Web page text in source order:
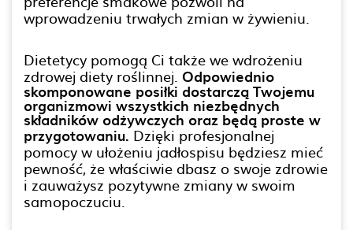
wprowadzeniu trwałych zmian w żywieniu.
Dietetycy pomogą Ci także we wdrożeniu
zdrowej diety roślinnej. Odpowiednio
skomponowane posiłki dostarczą Twojemu
organizmowi wszystkich niezbędnych
składników odżywczych oraz będą proste w
przygotowaniu.Dzięki profesjonalnej
pomocy w ułożeniu jadłospisu będziesz mieć
pewność, że właściwie dbasz o swoje zdrowie
i zauważysz pozytywne zmiany w swoim
samopoczuciu.